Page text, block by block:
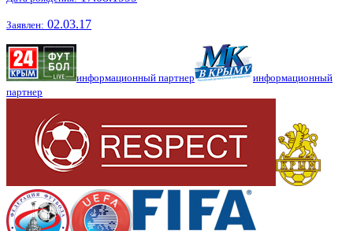
Заявлен: 02.03.17
информационный партнер
информационный
партнер